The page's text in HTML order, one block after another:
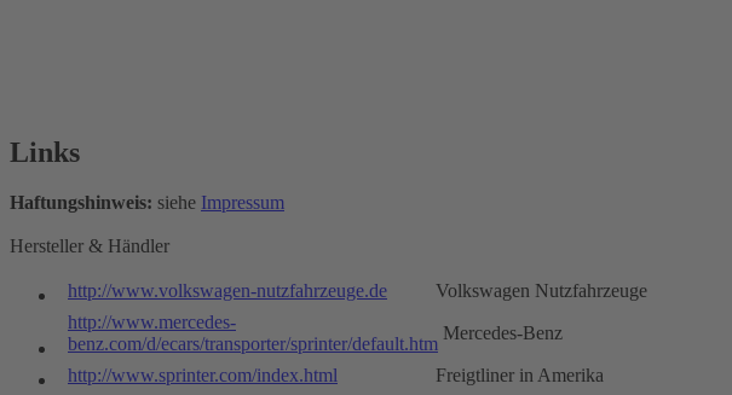
Links
Haftungshinweis: siehe Impressum
Hersteller & Händler
http://www.volkswagen-nutzfahrzeuge.de
Volkswagen Nutzfahrzeuge
http://www.mercedes-
benz.com/d/ecars/transporter/sprinter/default.htm
Mercedes-Benz
http://www.sprinter.com/index.html
Freigtliner in Amerika